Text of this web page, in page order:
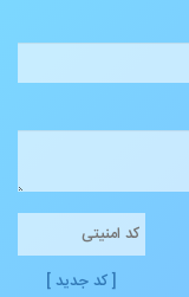
[ کد جدید ]